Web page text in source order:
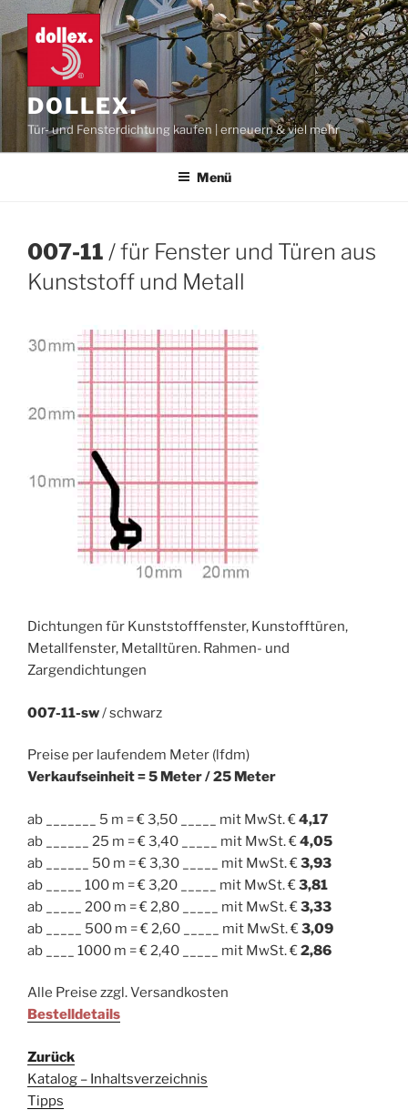
Zum
Inhalt
springen
DOLLEX.
Tür- und Fensterdichtung kaufen | erneuern & viel mehr
Menü
007-11 / für Fenster und Türen aus
Kunststoff und Metall
Dichtungen für Kunststofffenster, Kunstofftüren,
Metallfenster, Metalltüren. Rahmen- und
Zargendichtungen
007-11-sw/ schwarz
Preise per laufendem Meter (lfdm)
Verkaufseinheit = 5 Meter / 25 Meter
ab _______ 5 m = € 3,50 _____ mit MwSt. €4,17
ab ______ 25 m = € 3,40 _____ mit MwSt. €4,05
ab ______ 50 m = € 3,30 _____ mit MwSt. €3,93
ab _____ 100 m = € 3,20 _____ mit MwSt. €3,81
ab _____ 200 m = € 2,80 _____ mit MwSt. €3,33
ab _____ 500 m = € 2,60 _____ mit MwSt. €3,09
ab ____ 1000 m = € 2,40 _____ mit MwSt. €2,86
Alle Preise zzgl. Versandkosten
Bestelldetails
Zurück
Katalog – Inhaltsverzeichnis
Tipps